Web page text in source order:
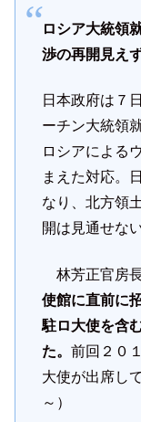
ロシア大統領
渉の再開見え
日本政府は７
ーチン大統領
ロシアによる
まえた対応。
なり、北方領
開は見通せな
林芳正官房
使館に直前に
駐ロ大使を含
た。 前回２０
大使が出席し
～）